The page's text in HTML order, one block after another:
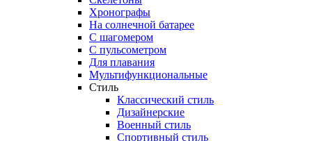
Хронографы
На солнечной батарее
С шагомером
С пульсометром
Для плавания
Мультифункциональные
Стиль
Классический стиль
Дизайнерские
Военный стиль
Спортивный стиль